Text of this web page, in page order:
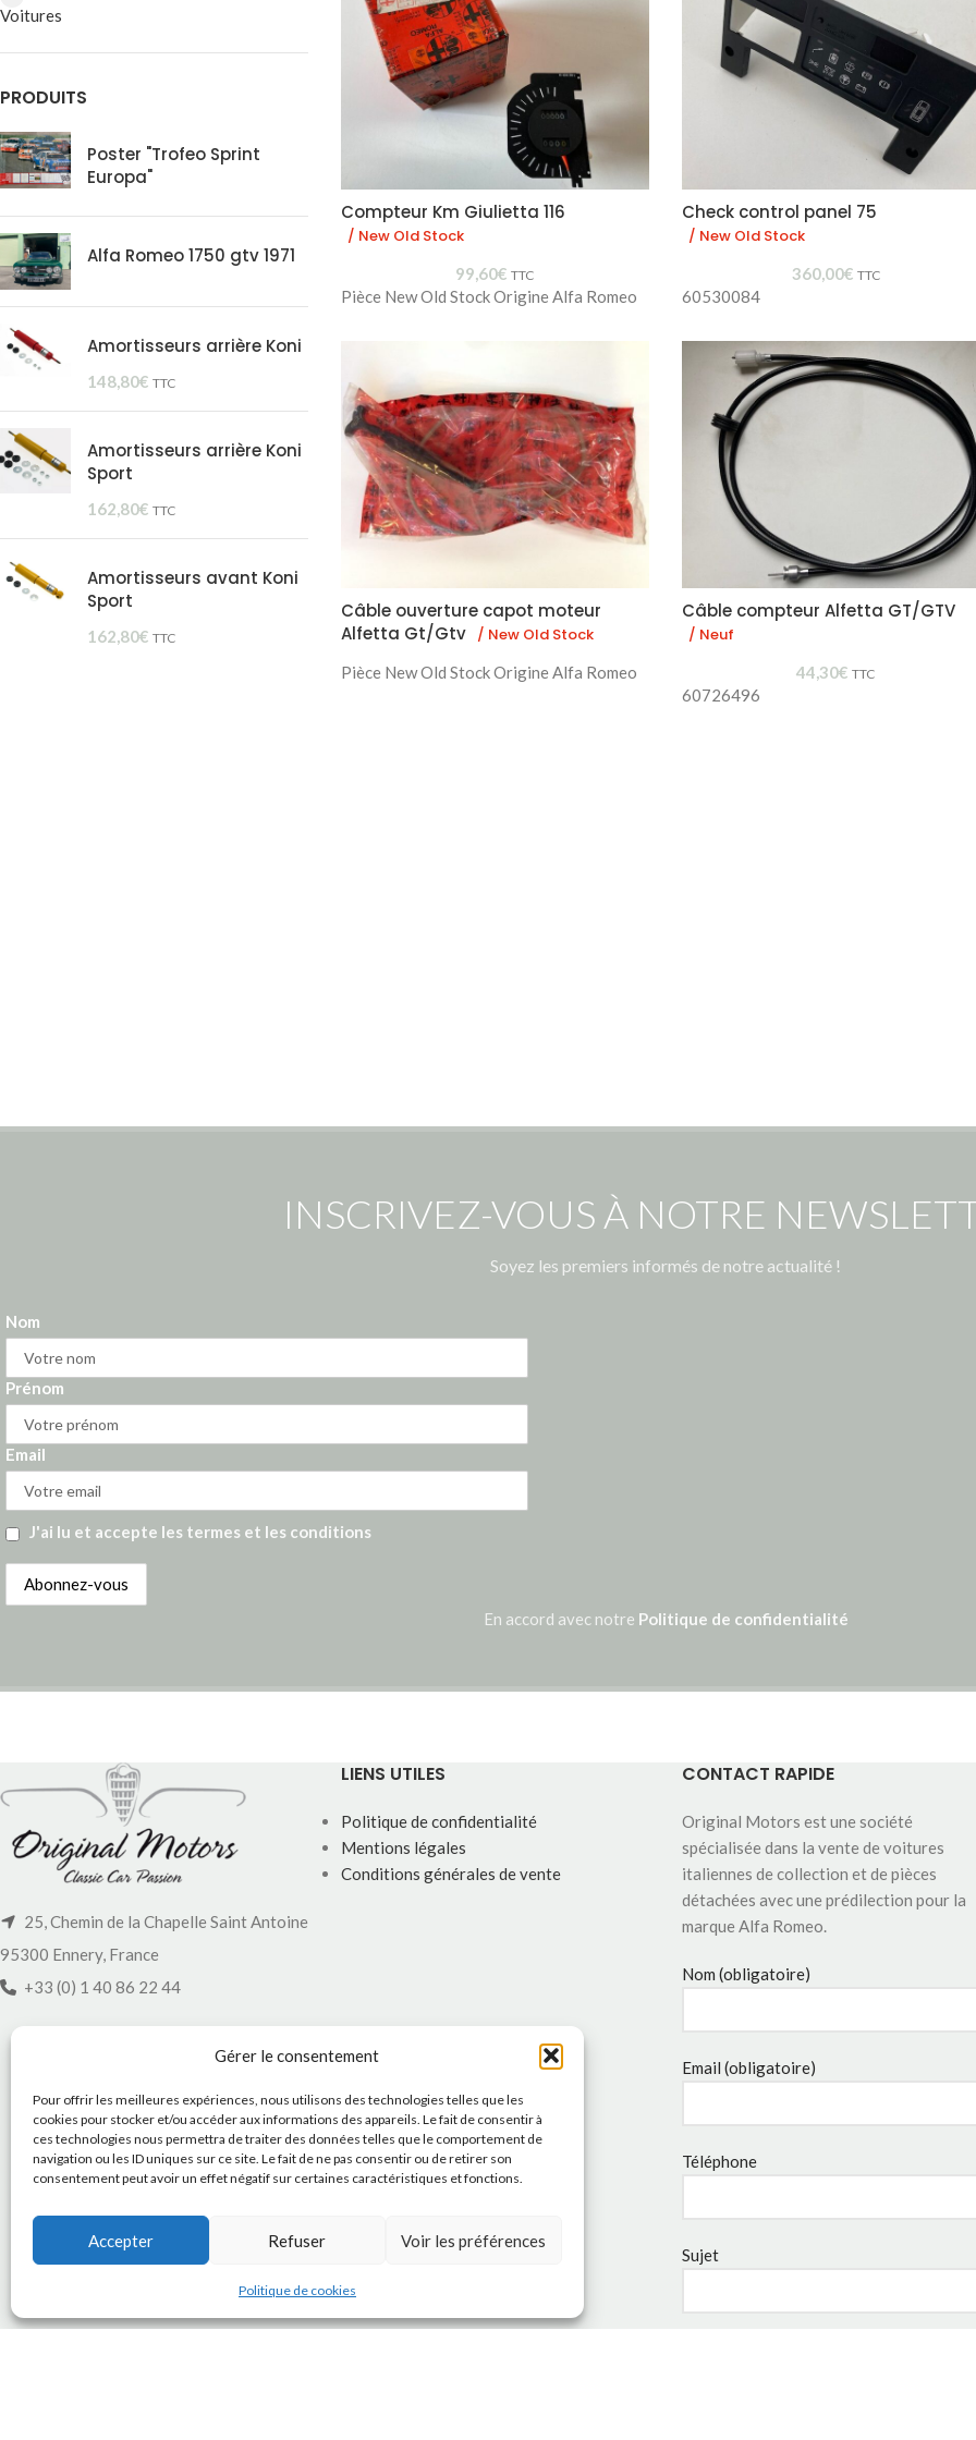
Gérer le consentement
Pour offrir les meilleures expériences, nous utilisons des technologies telles que les
cookies pour stocker et/ou accéder aux informations des appareils. Le fait de consentir à
ces technologies nous permettra de traiter des données telles que le comportement de
navigation ou les ID uniques sur ce site. Le fait de ne pas consentir ou de retirer son
consentement peut avoir un effet négatif sur certaines caractéristiques et fonctions.
Accepter Refuser Voir les préférences
Politique de cookies
Voitures
PRODUITS
Poster "Trofeo Sprint
Europa"
Alfa Romeo 1750 gtv 1971
Amortisseurs arrière Koni
148,80€ TTC
Amortisseurs arrière Koni
Sport
162,80€ TTC
Amortisseurs avant Koni
Sport
162,80€ TTC
Compteur Km Giulietta 116
/ New Old Stock
99,60€ TTC
Pièce New Old Stock Origine Alfa Romeo
Check control panel 75
/ New Old Stock
360,00€ TTC
60530084
Câble ouverture capot moteur
Alfetta Gt/Gtv / New Old Stock
Pièce New Old Stock Origine Alfa Romeo
Câble compteur Alfetta GT/GTV
/ Neuf
44,30€ TTC
60726496
INSCRIVEZ-VOUS À NOTRE
Soyez les premiers informés de notre actualité !
Nom
Prénom
Email
J'ai lu et accepte les termes et les conditions
En accord avec notre Politique de confidentialité
25, Chemin de la Chapelle Saint Antoine
95300 Ennery, France
+33 (0) 1 40 86 22 44
LIENS UTILES
Politique de confidentialité
Mentions légales
Conditions générales de vente
CONTACT RAPIDE
Original Motors est une société
spécialisée dans la vente de voitures
italiennes de collection et de pièces
détachées avec une prédilection pour la
marque Alfa Romeo.
Nom (obligatoire)
Email (obligatoire)
Téléphone
Sujet